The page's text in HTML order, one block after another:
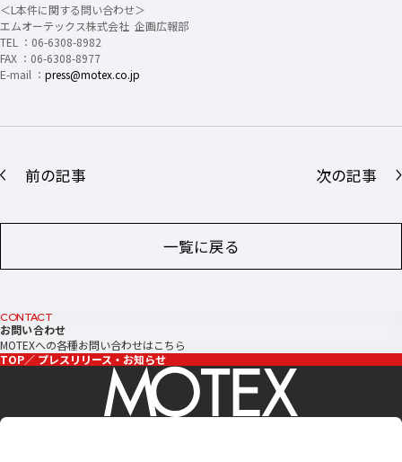
＜L本件に関する問い合わせ＞
エムオーテックス株式会社 企画広報部
TEL ：06-6308-8982
FAX ：06-6308-8977
E-mail ： press@motex.co.jp
前の記事
一覧に戻る
次の記事
CONTACT
お問い合わせ
MOTEXへの各種お問い合わせはこちら
TOP
プレスリリース・お知らせ